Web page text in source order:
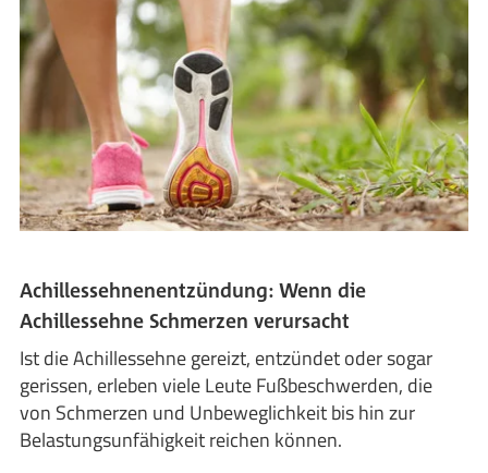
Achillessehnenentzündung: Wenn die
Achillessehne Schmerzen verursacht
Ist die Achillessehne gereizt, entzündet oder sogar
gerissen, erleben viele Leute Fußbeschwerden, die
von Schmerzen und Unbeweglichkeit bis hin zur
Belastungsunfähigkeit reichen können.